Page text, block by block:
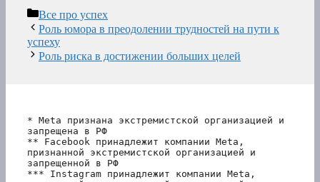
Рубрики
Все про успех
Роль юмора в преодолении трудностей на пути к
успеху
Роль риска в достижении больших целей
* Meta признана экстремистской организацией и
запрещена в РФ
** Facebook принадлежит компании Meta,
признанной экстремистской организацией и
запрещенной в РФ
*** Instagram принадлежит компании Meta,